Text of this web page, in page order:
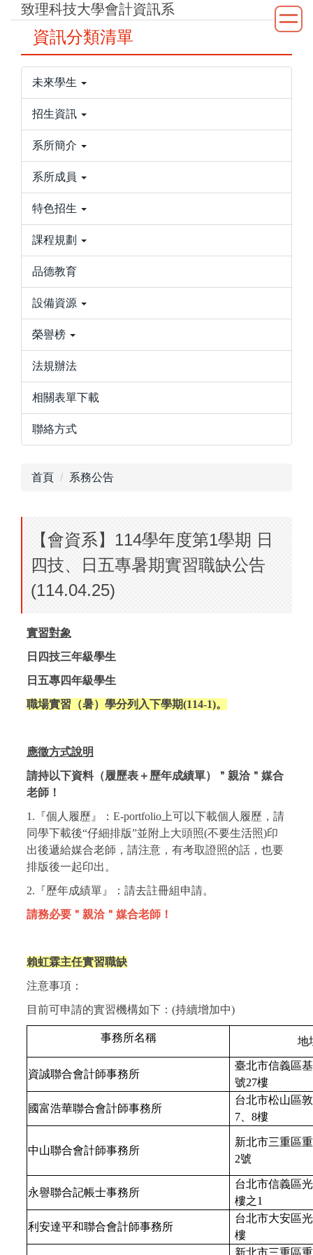
致理科技大學會計資訊系
資訊分類清單
未來學生
招生資訊
系所簡介
系所成員
特色招生
課程規劃
品德教育
設備資源
榮譽榜
法規辦法
相關表單下載
聯絡方式
首頁 系務公告
【會資系】114學年度第1學期 日
四技、日五專暑期實習職缺公告
(114.04.25)
實習對象
日四技三年級學生
日五專四年級學生
職場實習（暑）學分列入下學期(114-1)。
應徵方式說明
請持以下資料（履歷表＋歷年成績單）＂親洽＂媒合
老師！
1.『個人履歷』：E-portfolio上可以下載個人履歷，請
同學下載後“仔細排版”並附上大頭照(不要生活照)印
出後遞給媒合老師，請注意，有考取證照的話，也要
排版後一起印出。
2.『歷年成績單』：請去註冊組申請。
請務必要＂親洽＂媒合老師！
賴虹霖主任實習職缺
注意事項：
目前可申請的實習機構如下： (持續增加中)
事務所名稱 地
資誠聯合會計師事務所
臺北市信義區
號27樓
國富浩華聯合會計師事務所
台北市松山區
7、8樓
中山聯合會計師事務所
新北市三重區
2號
永譽聯合記帳士事務所
台北市信義區
樓之1
利安達平和聯合會計師事務所
台北市大安區
樓
新北市三重區